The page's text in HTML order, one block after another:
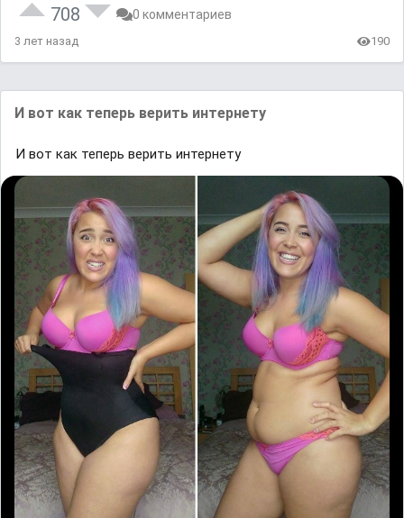
708 0 комментариев
3 лет назад 190
И вот как теперь верить интернету
И вот как теперь верить интернету